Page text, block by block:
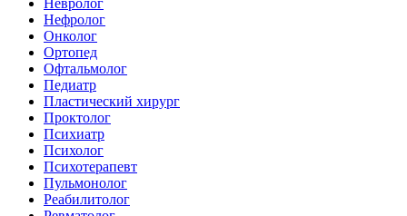
Невролог
Нефролог
Онколог
Ортопед
Офтальмолог
Педиатр
Пластический хирург
Проктолог
Психиатр
Психолог
Психотерапевт
Пульмонолог
Реабилитолог